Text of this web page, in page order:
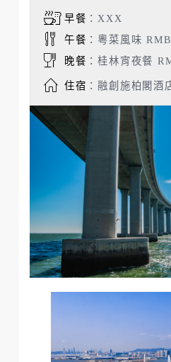
早餐 ：XXX
午餐 ：粵菜風味
晚餐 ：桂林宵夜餐
住宿 ：融創施柏閣酒